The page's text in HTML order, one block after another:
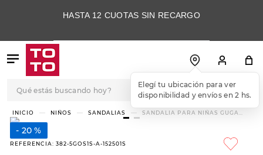
HASTA 12 CUOTAS SIN RECARGO
Elegí tu ubicación para ver
disponibilidad y envíos en 2 hs.
NIÑOS SANDALIAS
SANDALIA PARA NIÑAS GUGA
20 %
REFERENCIA: 382-5GOS1S-A-152501S
TÉRMINOS MÁS
BUSCADOS